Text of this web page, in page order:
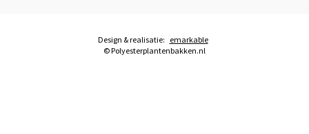
© Polyesterplantenbakken.nl
Design & realisatie: emarkable